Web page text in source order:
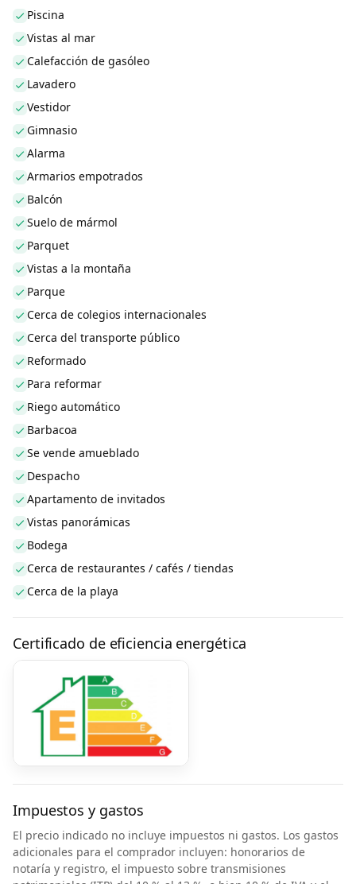
Piscina
Vistas al mar
Calefacción de gasóleo
Lavadero
Vestidor
Gimnasio
Alarma
Armarios empotrados
Balcón
Suelo de mármol
Parquet
Vistas a la montaña
Parque
Cerca de colegios internacionales
Cerca del transporte público
Reformado
Para reformar
Riego automático
Barbacoa
Se vende amueblado
Despacho
Apartamento de invitados
Vistas panorámicas
Bodega
Cerca de restaurantes / cafés / tiendas
Cerca de la playa
Certificado de eficiencia energética
Impuestos y gastos
El precio indicado no incluye impuestos ni gastos. Los gastos
adicionales para el comprador incluyen: honorarios de
notaría y registro, el impuesto sobre transmisiones